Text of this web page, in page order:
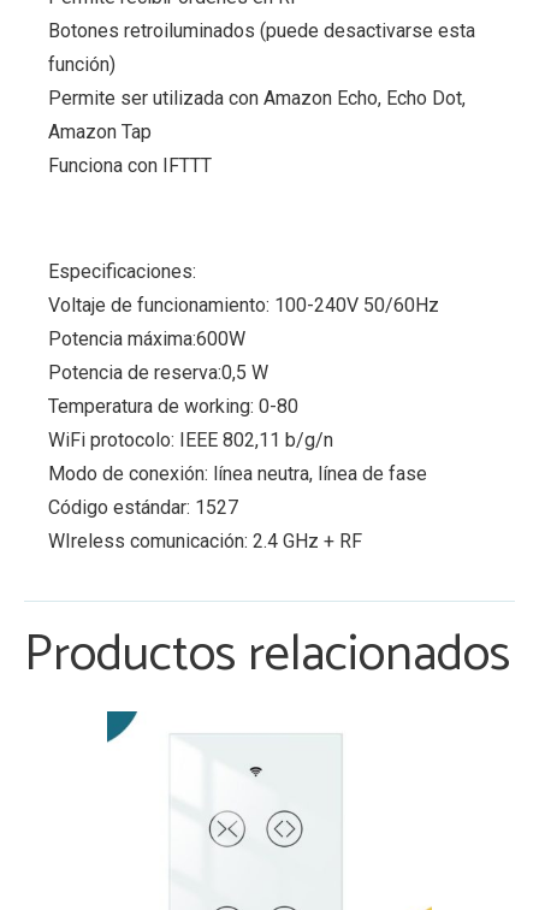
Botones retroiluminados (puede desactivarse esta
función)
Permite ser utilizada con Amazon Echo, Echo Dot,
Amazon Tap
Funciona con IFTTT
Especificaciones:
Voltaje de funcionamiento: 100-240V 50/60Hz
Potencia máxima:600W
Potencia de reserva:0,5 W
Temperatura de working: 0-80
WiFi protocolo: IEEE 802,11 b/g/n
Modo de conexión: línea neutra, línea de fase
Código estándar: 1527
WIreless comunicación: 2.4 GHz + RF
Productos relacionados